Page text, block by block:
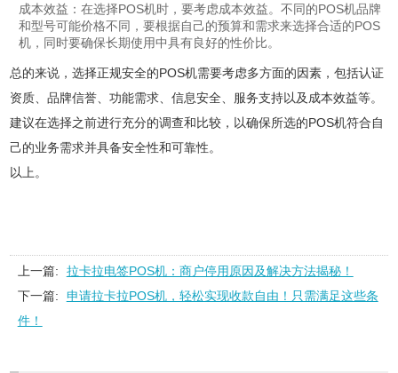
成本效益：在选择POS机时，要考虑成本效益。不同的POS机品牌
和型号可能价格不同，要根据自己的预算和需求来选择合适的POS
机，同时要确保长期使用中具有良好的性价比。
总的来说，选择正规安全的POS机需要考虑多方面的因素，包括认证
资质、品牌信誉、功能需求、信息安全、服务支持以及成本效益等。
建议在选择之前进行充分的调查和比较，以确保所选的POS机符合自
己的业务需求并具备安全性和可靠性。
以上。
上一篇:
拉卡拉电签POS机：商户停用原因及解决方法揭秘！
下一篇:
申请拉卡拉POS机，轻松实现收款自由！只需满足这些条
件！